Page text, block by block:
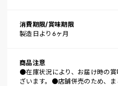
消費期限/賞味期限
製造日より6ヶ月
商品注意
●在庫状況により、お届け時の
ざいます。●店舗併売のため、